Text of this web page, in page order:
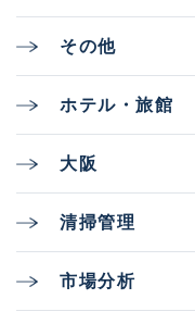
その他
ホテル・旅館
大阪
清掃管理
市場分析